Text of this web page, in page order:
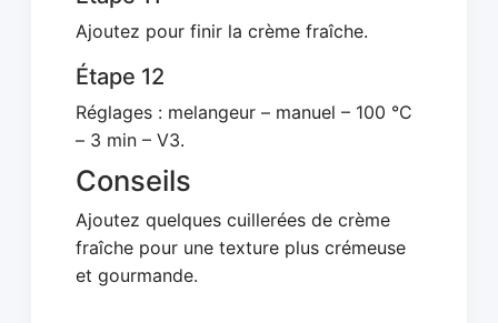
Ajoutez pour finir la crème fraîche.
Étape 12
Réglages : melangeur – manuel – 100 °C
– 3 min – V3.
Conseils
Ajoutez quelques cuillerées de crème
fraîche pour une texture plus crémeuse
et gourmande.